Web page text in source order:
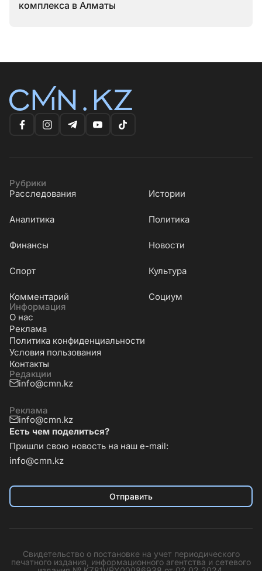
комплекса в Алматы
Рубрики
Расследования
Истории
Аналитика Политика
Финансы Новости
Cпорт Культура
Комментарий
Социум
Информация
О нас
Реклама
Политика конфиденциальности
Условия пользования
Контакты
Редакции
info@cmn.kz
Реклама
info@cmn.kz
Есть чем поделиться?
Пришли свою новость на наш e-mail:
info@cmn.kz
Отправить
Свидетельство о постановке на учет периодического
печатного издания, информационного агентства и сетевого